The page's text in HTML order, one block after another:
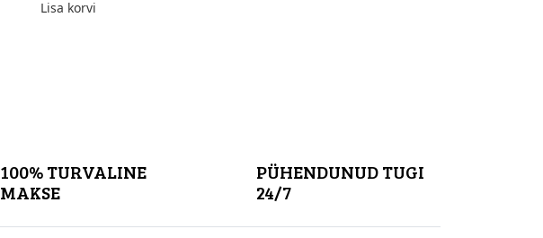
Lisa korvi
100% TURVALINE
MAKSE
PÜHENDUNUD TUGI
24/7